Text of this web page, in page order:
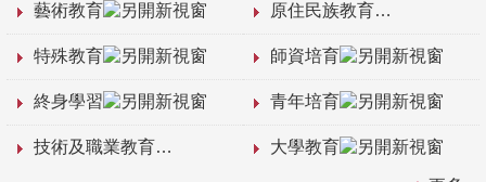
藝術教育 原住民族教育
特殊教育 師資培育
終身學習 青年培育
技術及職業教育 大學教育